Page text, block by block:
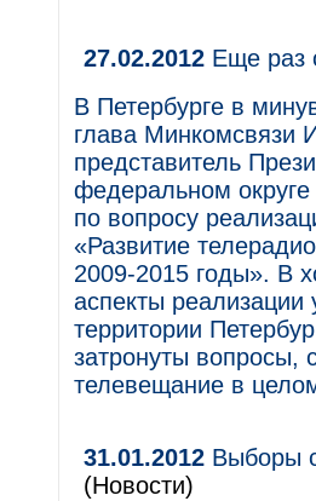
27.02.2012 Еще раз
В Петербурге в
глава Минкомсвязи
представитель
федеральном
по вопросу
«Развитие
2009-2015 годы». В
аспекты
территории
затронуты вопросы,
телевещание в
31.01.2012 Выборы
(Новости)